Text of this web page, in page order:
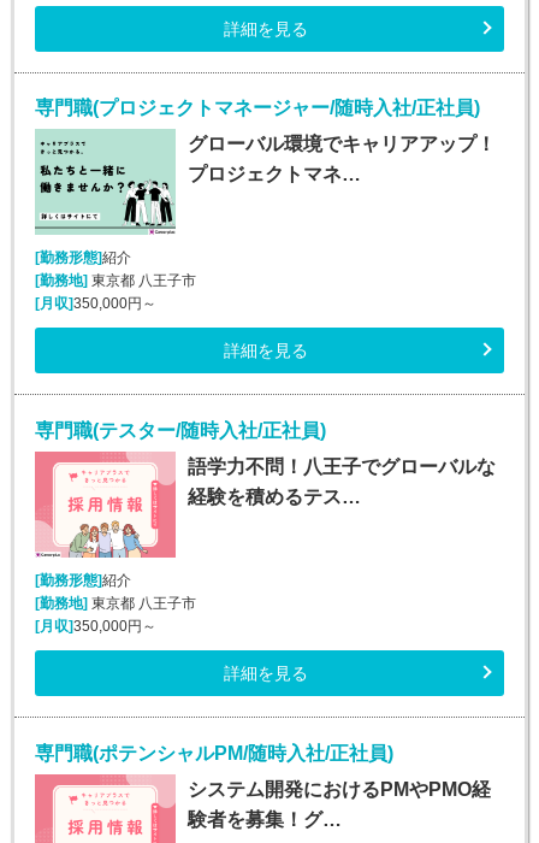
詳細を見る
専門職(プロジェクトマネージャー/随時入社/正社員)
グローバル環境でキャリアアップ！
プロジェクトマネ…
[勤務形態]紹介
[勤務地] 東京都 八王子市
[月収]350,000円～
詳細を見る
専門職(テスター/随時入社/正社員)
語学力不問！八王子でグローバルな
経験を積めるテス…
[勤務形態]紹介
[勤務地] 東京都 八王子市
[月収]350,000円～
詳細を見る
専門職(ポテンシャルPM/随時入社/正社員)
システム開発におけるPMやPMO経
験者を募集！グ…